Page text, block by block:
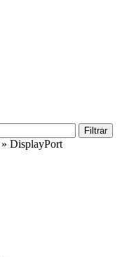
Filtrar
» DisplayPort